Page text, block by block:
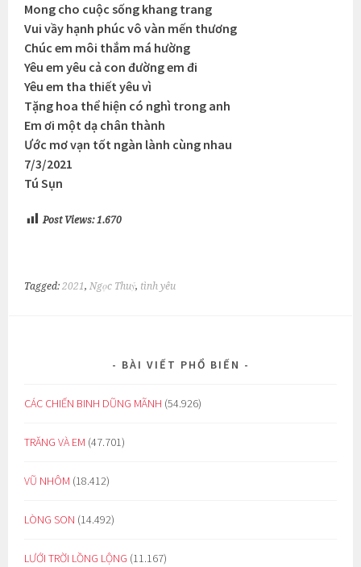
Mong cho cuộc sống khang trang
Vui vầy hạnh phúc vô vàn mến thương
Chúc em môi thắm má hường
Yêu em yêu cả con đường em đi
Yêu em tha thiết yêu vì
Tặng hoa thể hiện có nghì trong anh
Em ơi một dạ chân thành
Ước mơ vạn tốt ngàn lành cùng nhau
7/3/2021
Tú Sụn
Post Views: 1.670
Tagged:2021,Ngọc Thuỷ, tình yêu
BÀI VIẾT PHỔ BIẾN
CÁC CHIẾN BINH DŨNG MÃNH (54.926)
TRĂNG VÀ EM (47.701)
VŨ NHÔM (18.412)
LÒNG SON (14.492)
LƯỚI TRỜI LỒNG LỘNG (11.167)